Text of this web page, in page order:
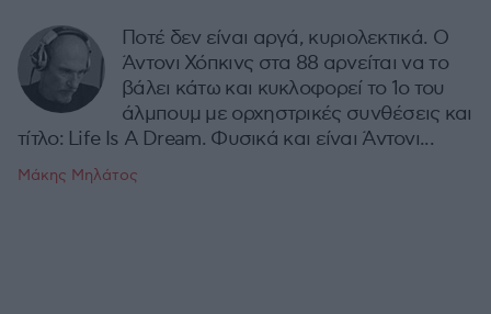
Ποτέ δεν είναι αργά, κυριολεκτικά. Ο
Άντονι Χόπκινς στα 88 αρνείται να το
βάλει κάτω και κυκλοφορεί το 1ο του
άλμπουμ με ορχηστρικές συνθέσεις και
τίτλο: Life Is A Dream. Φυσικά και είναι Άντονι...
Μάκης Μηλάτος